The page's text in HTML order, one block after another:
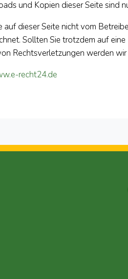
und Kopien dieser Seite sind
auf dieser Seite nicht vom
Sollten Sie trotzdem auf
Rechtsverletzungen werden
recht24.de